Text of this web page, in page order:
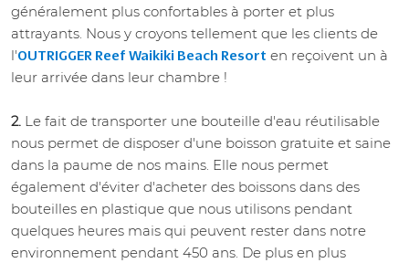
généralement plus confortables à porter et plus
attrayants. Nous y croyons tellement que les clients de
l'OUTRIGGER Reef Waikiki Beach Resort en reçoivent un à
leur arrivée dans leur chambre !
2. Le fait de transporter une bouteille d'eau réutilisable
nous permet de disposer d'une boisson gratuite et saine
dans la paume de nos mains. Elle nous permet
également d'éviter d'acheter des boissons dans des
bouteilles en plastique que nous utilisons pendant
quelques heures mais qui peuvent rester dans notre
environnement pendant 450 ans. De plus en plus